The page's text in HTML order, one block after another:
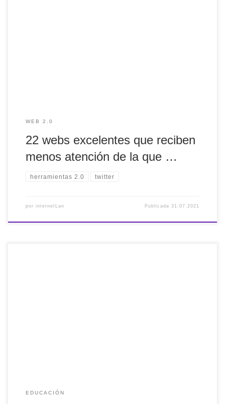
WEB 2.0
22 webs excelentes que reciben
menos atención de la que …
herramientas 2.0 twitter
por internetLan Publicada31.07.2021
EDUCACIÓN